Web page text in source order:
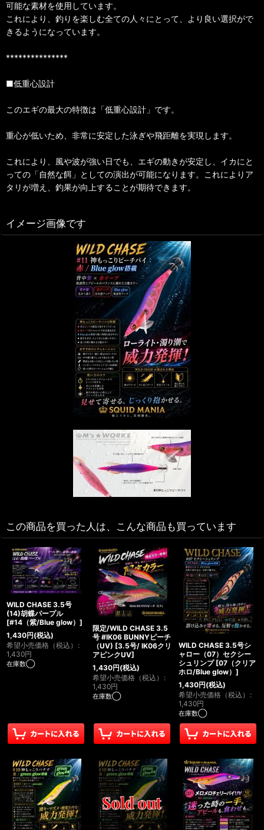
可能な素材を使用しています。
これにより、釣りを楽しむ全ての人々にとって、より良い選択がで
きるようになっています。
***************
■低重心設計
このエギの最大の特徴は「低重心設計」です。
重心が低いため、非常に安定した泳ぎや飛距離を実現します。
これにより、風や波が強い日でも、エギの動きが安定し、イカにと
っての「自然な餌」としての演出が可能になります。これによりア
タリが増え、釣果が向上することが期待できます。
イメージ画像です
この商品を買った人は、こんな商品も買っています
WILD CHASE 3.5号
(14)胡蝶パープル
[#14（紫/Blue glow） ]
1,430円(税込)
希望小売価格（税込） :
1,430円
在庫数◯
限定/WILD CHASE 3.5
号 #IK06 BUNNYピーチ
（UV) [3.5号/ IK06クリ
アピンクUV]
1,430円(税込)
希望小売価格（税込） :
1,430円
在庫数◯
WILD CHASE 3.5号シ
ャロー（07）セクシー
シュリンプ [07（クリア
ホロ/Blue glow） ]
1,430円(税込)
希望小売価格（税込） :
1,430円
在庫数◯